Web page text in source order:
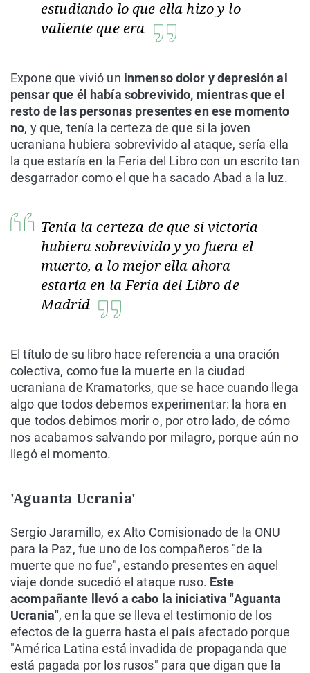
estudiando lo que ella hizo y lo
valiente que era
Expone que vivió un inmenso dolor y depresión al
pensar que él había sobrevivido, mientras que el
resto de las personas presentes en ese momento
no, y que, tenía la certeza de que si la joven
ucraniana hubiera sobrevivido al ataque, sería ella
la que estaría en la Feria del Libro con un escrito tan
desgarrador como el que ha sacado Abad a la luz.
Tenía la certeza de que si victoria
hubiera sobrevivido y yo fuera el
muerto, a lo mejor ella ahora
estaría en la Feria del Libro de
Madrid
El título de su libro hace referencia a una oración
colectiva, como fue la muerte en la ciudad
ucraniana de Kramatorks, que se hace cuando llega
algo que todos debemos experimentar: la hora en
que todos debimos morir o, por otro lado, de cómo
nos acabamos salvando por milagro, porque aún no
llegó el momento.
'Aguanta Ucrania'
Sergio Jaramillo, ex Alto Comisionado de la ONU
para la Paz, fue uno de los compañeros "de la
muerte que no fue", estando presentes en aquel
viaje donde sucedió el ataque ruso. Este
acompañante llevó a cabo la iniciativa "Aguanta
Ucrania", en la que se lleva el testimonio de los
efectos de la guerra hasta el país afectado porque
"América Latina está invadida de propaganda que
está pagada por los rusos" para que digan que la